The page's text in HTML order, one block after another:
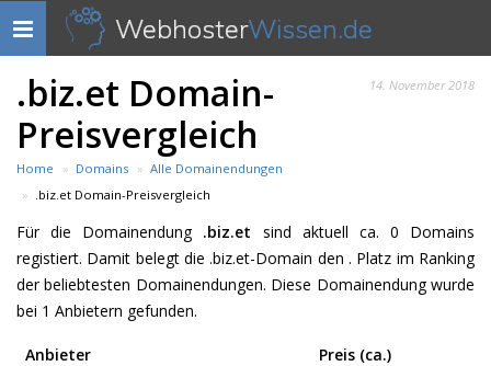
Navigation
anzeigen
WebhosterWissen.de
14. November 2018
.biz.et Domain-
Preisvergleich
Home Domains
Alle Domainendungen
.biz.et Domain-Preisvergleich
Für die Domainendung .biz.et sind aktuell ca. 0 Domains
registiert. Damit belegt die .biz.et-Domain den . Platz im Ranking
der beliebtesten Domainendungen. Diese Domainendung wurde
bei 1 Anbietern gefunden.
Anbieter
Preis (ca.)